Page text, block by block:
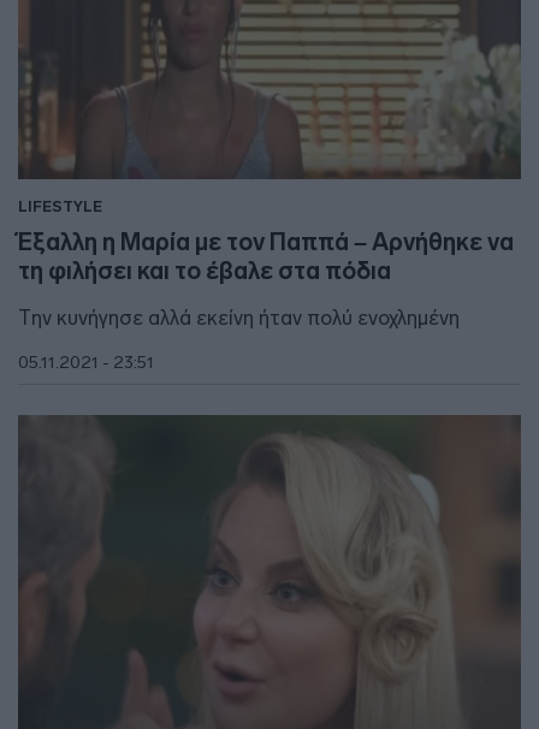
LIFESTYLE
Έξαλλη η Μαρία με τον Παππά – Αρνήθηκε να
τη φιλήσει και το έβαλε στα πόδια
Την κυνήγησε αλλά εκείνη ήταν πολύ ενοχλημένη
05.11.2021 - 23:51